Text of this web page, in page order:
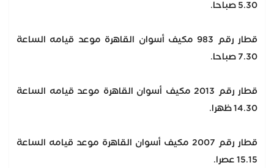
5.30 صباحا.
قطار رقم 983 مكيف أسوان القاهرة موعد قيامه الساعة
7.30 صباحا.
قطار رقم 2013 مكيف أسوان القاهرة موعد قيامه الساعة
14.30 ظهرا.
قطار رقم 2007 مكيف أسوان القاهرة موعد قيامه الساعة
15.15 عصرا.